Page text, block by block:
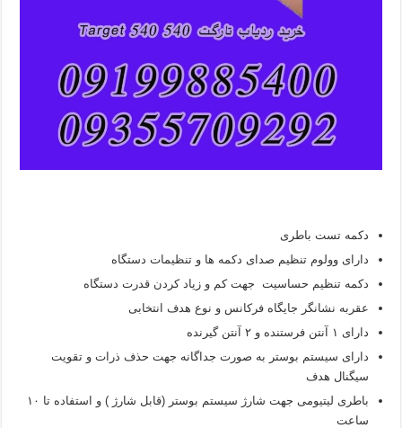
دکمه تست باطری
دارای وولوم تنظیم صدای دکمه ها و تنظیمات دستگاه
دکمه تنظیم حساسیت جهت کم و زیاد کردن قدرت دستگاه
عقربه نشانگر جایگاه فرکانس و نوع هدف انتخابی
دارای ۱ آنتن فرستنده و ۲ آنتن گیرنده
دارای سیستم بوستر به صورت جداگانه جهت حذف ذرات و تقویت
سیگنال هدف
باطری لیتیومی جهت شارژ سیستم بوستر (قابل شارژ ) و استفاده تا ۱۰
ساعت